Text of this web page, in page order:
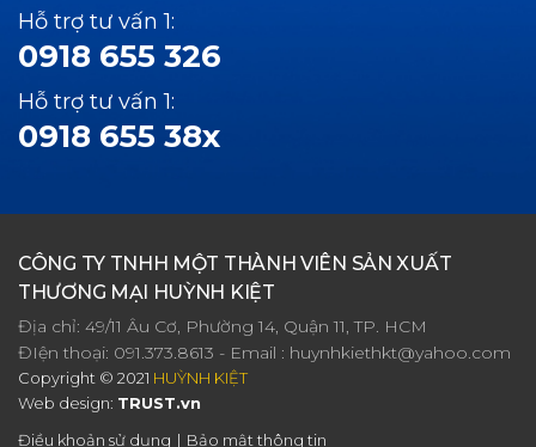
Hỗ trợ tư vấn 1:
0918 655 326
Hỗ trợ tư vấn 1:
0918 655 38x
CÔNG TY TNHH MỘT THÀNH VIÊN SẢN XUẤT
THƯƠNG MẠI HUỲNH KIỆT
Địa chỉ: 49/11 Âu Cơ, Phường 14, Quận 11, TP. HCM
ĐIện thoại: 091.373.8613 - Email : huynhkiethkt@yahoo.com
Copyright © 2021 HUỲNH KIỆT
Web design: TRUST.vn
Điều khoản sử dụng
Bảo mật thông tin